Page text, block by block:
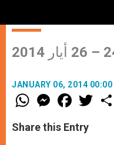
JANUARY 06, 2014 00:00
W
h
t
s
M
e
s
e
F
a
e
b
w
Share this Entry